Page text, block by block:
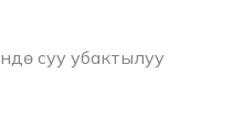
суу убактылуу